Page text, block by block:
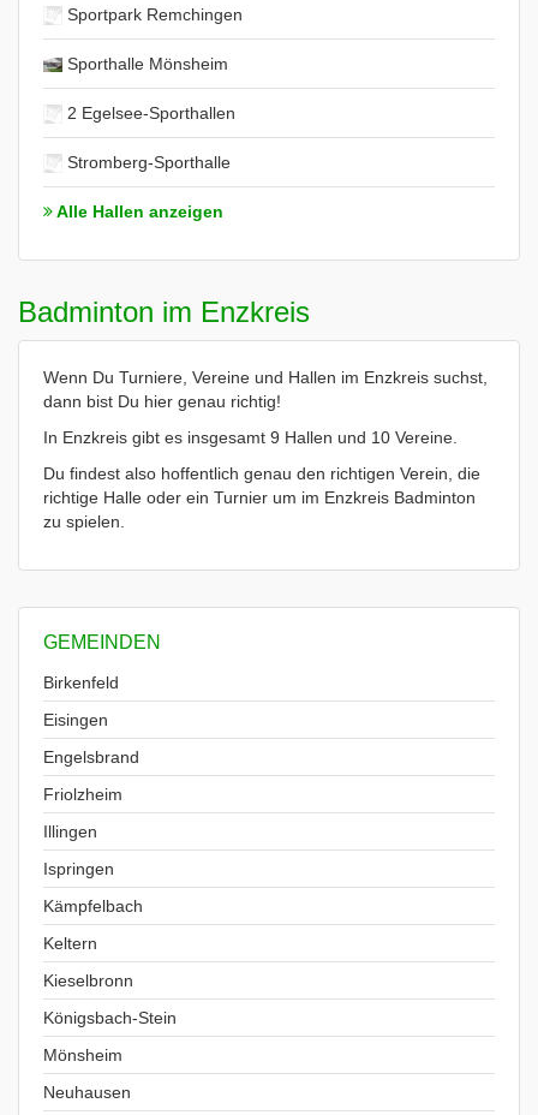
Sportpark Remchingen
Sporthalle Mönsheim
2 Egelsee-Sporthallen
Stromberg-Sporthalle
Alle Hallen anzeigen
Badminton im Enzkreis
Wenn Du Turniere, Vereine und Hallen im Enzkreis suchst,
dann bist Du hier genau richtig!
In Enzkreis gibt es insgesamt 9 Hallen und 10 Vereine.
Du findest also hoffentlich genau den richtigen Verein, die
richtige Halle oder ein Turnier um im Enzkreis Badminton
zu spielen.
GEMEINDEN
Birkenfeld
Eisingen
Engelsbrand
Friolzheim
Illingen
Ispringen
Kämpfelbach
Keltern
Kieselbronn
Königsbach-Stein
Mönsheim
Neuhausen